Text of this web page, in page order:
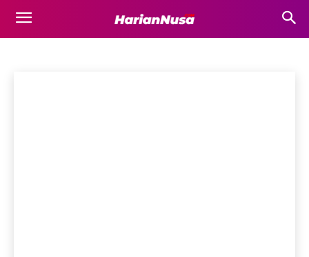
SUMBAWA